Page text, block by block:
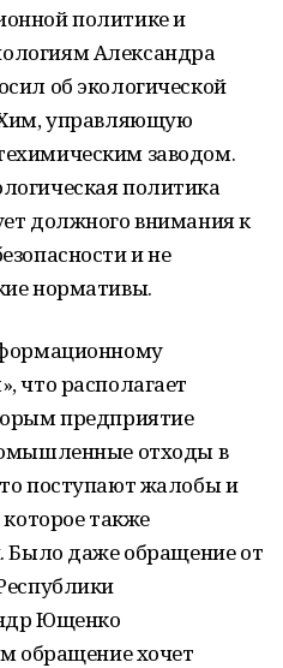
политике и
Александра
об экологической
управляющую
заводом.
политика
должного внимания к
и не
нормативы.
что располагает
предприятие
отходы в
поступают жалобы и
также
Было даже обращение от
Ющенко
обращение хочет